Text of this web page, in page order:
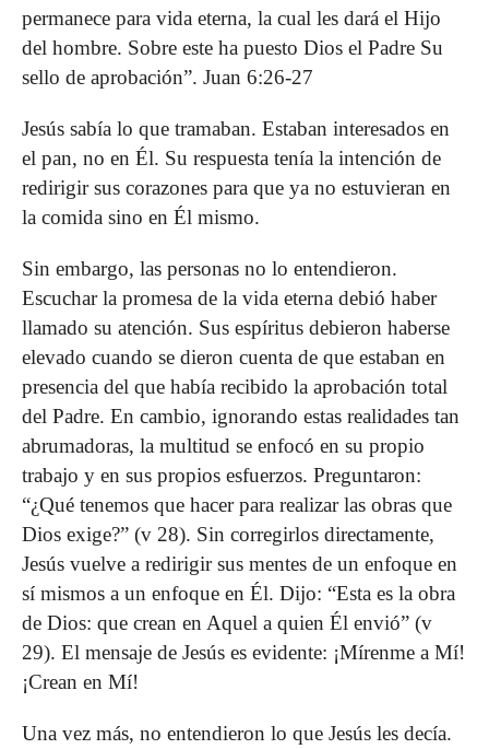
permanece para vida eterna, la cual les dará el Hijo
del hombre. Sobre este ha puesto Dios el Padre Su
sello de aprobación”. Juan 6:26-27
Jesús sabía lo que tramaban. Estaban interesados en
el pan, no en Él. Su respuesta tenía la intención de
redirigir sus corazones para que ya no estuvieran en
la comida sino en Él mismo.
Sin embargo, las personas no lo entendieron.
Escuchar la promesa de la vida eterna debió haber
llamado su atención. Sus espíritus debieron haberse
elevado cuando se dieron cuenta de que estaban en
presencia del que había recibido la aprobación total
del Padre. En cambio, ignorando estas realidades tan
abrumadoras, la multitud se enfocó en su propio
trabajo y en sus propios esfuerzos. Preguntaron:
“¿Qué tenemos que hacer para realizar las obras que
Dios exige?” (v 28). Sin corregirlos directamente,
Jesús vuelve a redirigir sus mentes de un enfoque en
sí mismos a un enfoque en Él. Dijo: “Esta es la obra
de Dios: que crean en Aquel a quien Él envió” (v
29). El mensaje de Jesús es evidente: ¡Mírenme a Mí!
¡Crean en Mí!
Una vez más, no entendieron lo que Jesús les decía.